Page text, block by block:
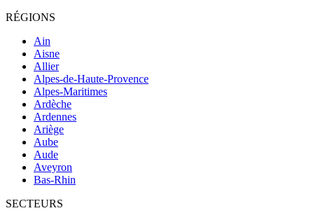
RÉGIONS
Ain
Aisne
Allier
Alpes-de-Haute-Provence
Alpes-Maritimes
Ardèche
Ardennes
Ariège
Aube
Aude
Aveyron
Bas-Rhin
SECTEURS